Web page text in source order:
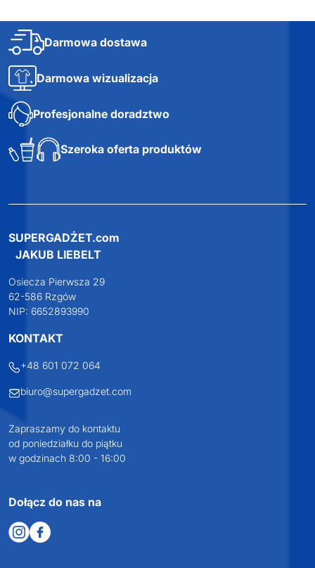
Darmowa dostawa
Darmowa wizualizacja
Profesjonalne doradztwo
Szeroka oferta produktów
SUPERGADŻET.com
JAKUB LIEBELT
Osiecza Pierwsza 29
62-586 Rzgów
NIP: 6652893990
KONTAKT
+48 601 072 064
biuro@supergadzet.com
Zapraszamy do kontaktu
od poniedziałku do piątku
w godzinach 8:00 - 16:00
Dołącz do nas na